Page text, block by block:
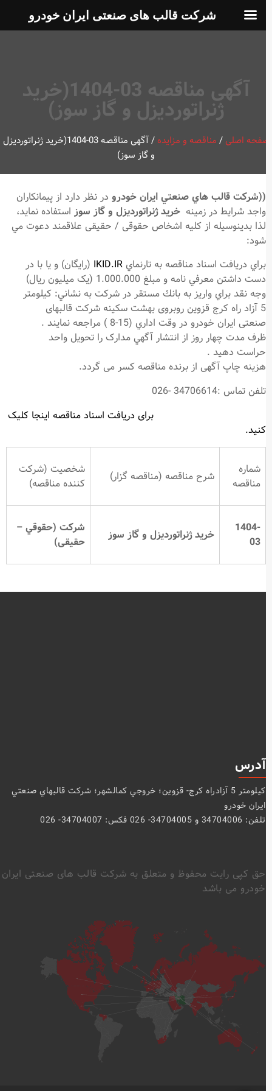
آگهی مناقصه 03-1404(خرید
ژنراتوردیزل و گاز سوز)
اصلی/مناقصه و مزایده/
آگهی مناقصه 03-1404(خرید ژنراتوردیزل
و گاز سوز)
((شركت قالب هاي صنعتي ايران خودرودر نظر دارد از پيمانكاران
واجد شرايط در زمينه خرید ژنراتوردیزل و گاز سوزاستفاده نمايد،
لذا بدينوسيله از كليه اشخاص حقوقی / حقیقی علاقمند دعوت مي
شود:
براي دريافت اسناد مناقصه به تارنمايIKID.IR(رايگان) و يا با در
دست داشتن معرفي نامه و مبلغ 1.000.000 (یک میلیون ریال)
وجه نقد براي واريز به بانك مستقر در شركت به نشاني: كیلومتر
5 آزاد راه کرج قزوین روبروی بهشت سکینه شرکت قالبهای
صنعتی ایران خودرو در وقت اداري (15-8 ) مراجعه نمايند .
ظرف مدت چهار روز از انتشار آگهي مدارک را تحویل واحد
حراست دهید .
هزینه چاپ آگهی از برنده مناقصه کسر می گردد.
تلفن تماس :34706614 -026
برای دریافت اسناد مناقصه اینجا کلیک
کنید.
شماره
مناقصه
شرح مناقصه (مناقصه گزار)
شخصيت (شرکت
کننده مناقصه)
1404-
03
خرید ژنراتوردیزل و گاز سوز
شركت (حقوقي –
حقیقی)
آدرس
كيلومتر 5 آزادراه كرج- قزوين؛ خروجي كمالشهر؛ شركت قالبهاي صنعتي
ايران خودرو
تلفن: 34704006 و 34704005- 026 فکس: 34704007- 026
حق کپی رایت محفوظ و متعلق به شرکت قالب های صنعتی ایران
خودرو می باشد
شرکت قالب های صنعتی ایران خودرو